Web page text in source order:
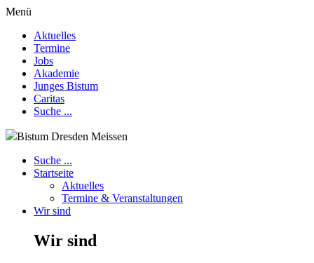
Menü
Aktuelles
Termine
Jobs
Akademie
Junges Bistum
Caritas
Suche ...
Bistum Dresden Meissen
Suche ...
Startseite
Aktuelles
Termine & Veranstaltungen
Wir sind
Wir sind